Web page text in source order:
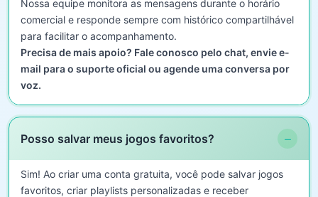
Nossa equipe monitora as mensagens durante o horário
comercial e responde sempre com histórico compartilhável
para facilitar o acompanhamento.
Precisa de mais apoio? Fale conosco pelo chat, envie e-
mail para o suporte oficial ou agende uma conversa por
voz.
Posso salvar meus jogos favoritos? −
Sim! Ao criar uma conta gratuita, você pode salvar jogos
favoritos, criar playlists personalizadas e receber